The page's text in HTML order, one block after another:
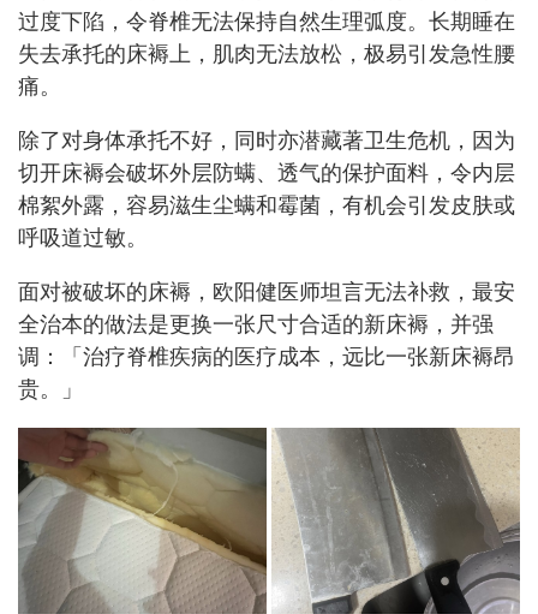
过度下陷，令脊椎无法保持自然生理弧度。长期睡在
失去承托的床褥上，肌肉无法放松，极易引发急性腰
痛。
除了对身体承托不好，同时亦潜藏著卫生危机，因为
切开床褥会破坏外层防螨、透气的保护面料，令内层
棉絮外露，容易滋生尘螨和霉菌，有机会引发皮肤或
呼吸道过敏。
面对被破坏的床褥，欧阳健医师坦言无法补救，最安
全治本的做法是更换一张尺寸合适的新床褥，并强
调：「治疗脊椎疾病的医疗成本，远比一张新床褥昂
贵。」